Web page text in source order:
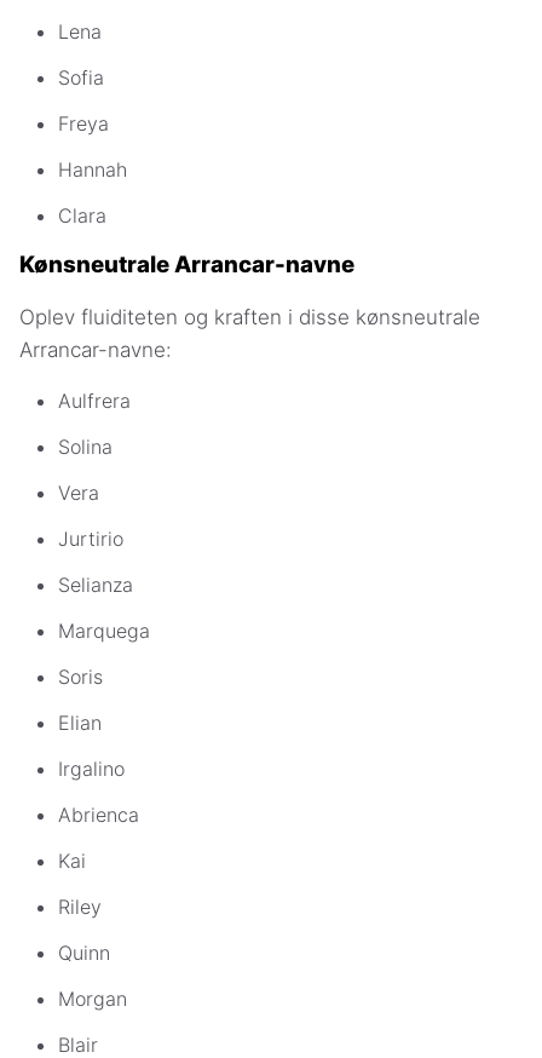
Lena
Sofia
Freya
Hannah
Clara
Kønsneutrale Arrancar-navne
Oplev fluiditeten og kraften i disse kønsneutrale
Arrancar-navne:
Aulfrera
Solina
Vera
Jurtirio
Selianza
Marquega
Soris
Elian
Irgalino
Abrienca
Kai
Riley
Quinn
Morgan
Blair